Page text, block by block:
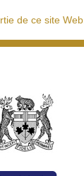
de ce site Web.